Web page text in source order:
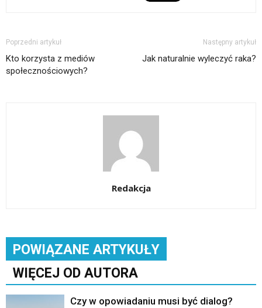
Poprzedni artykuł
Kto korzysta z mediów
społecznościowych?
Następny artykuł
Jak naturalnie wyleczyć raka?
Redakcja
POWIĄZANE ARTYKUŁY
WIĘCEJ OD AUTORA
Czy w opowiadaniu musi być dialog?